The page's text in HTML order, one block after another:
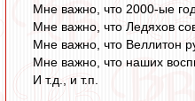
Мне важно, что 2000-ые
Мне важно, что Ледяхов
Мне важно, что Веллитон
Мне важно, что наших
И т.д., и т.п.